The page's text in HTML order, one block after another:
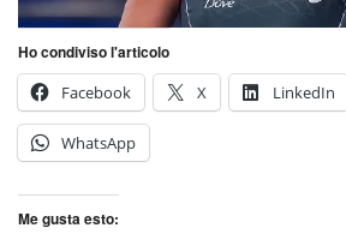
Ho condiviso l'articolo
Facebook
X LinkedIn
WhatsApp
Me gusta esto: